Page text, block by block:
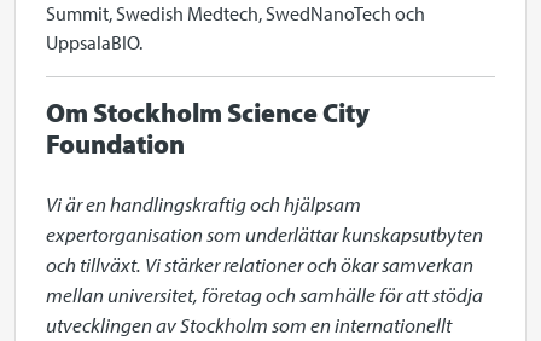
Summit, Swedish Medtech, SwedNanoTech och
UppsalaBIO.
Om Stockholm Science City
Foundation
Vi är en handlingskraftig och hjälpsam
expertorganisation som underlättar kunskapsutbyten
och tillväxt. Vi stärker relationer och ökar samverkan
mellan universitet, företag och samhälle för att stödja
utvecklingen av Stockholm som en internationellt